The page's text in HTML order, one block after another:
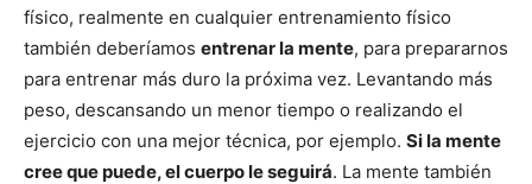
físico, realmente en cualquier entrenamiento físico
también deberíamos entrenar la mente, para prepararnos
para entrenar más duro la próxima vez. Levantando más
peso, descansando un menor tiempo o realizando el
ejercicio con una mejor técnica, por ejemplo. Si la mente
cree que puede, el cuerpo le seguirá. La mente también